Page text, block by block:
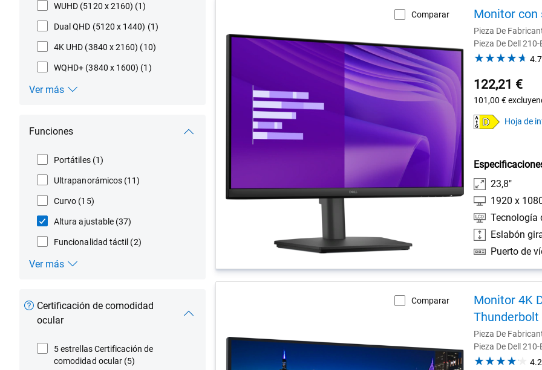
WUHD (5120 x 2160) (1)
Dual QHD (5120 x 1440) (1)
4K UHD (3840 x 2160) (10)
WQHD+ (3840 x 1600) (1)
Ver más
Funciones
Portátiles (1)
Ultrapanorámicos (11)
Curvo (15)
Altura ajustable (37)
Funcionalidad táctil (2)
Ver más
Certificación de comodidad
ocular
5 estrellas Certificación de
comodidad ocular (5)
Comparar Monitor con
Pieza De
Pieza De Dell 210-
4.7
122,21 €
101,00 €
Hoja de
23,8"
1920 x
Tecnología
Eslabón
Comparar
Monitor 4K
Thunderbolt
Pieza De
Pieza De Dell 210-
4.2